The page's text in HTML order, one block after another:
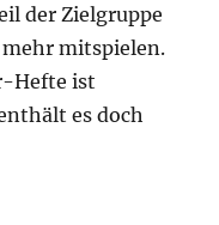
der Zielgruppe
mitspielen.
Hefte ist
es doch